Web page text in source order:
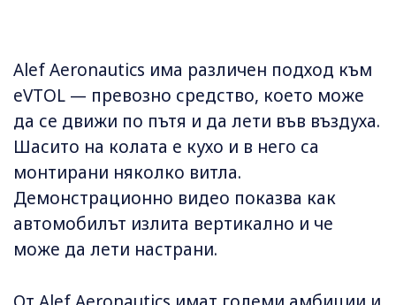
Alef Aeronautics има различен подход към
eVTOL — превозно средство, което може
да се движи по пътя и да лети във въздуха.
Шасито на колата е кухо и в него са
монтирани няколко витла.
Демонстрационно видео показва как
автомобилът излита вертикално и че
може да лети настрани.